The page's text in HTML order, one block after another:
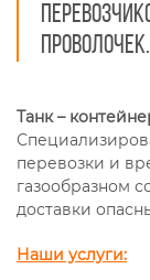
проволочек.
Танк –
перевозки и
газообразном
доставки
Наши услуги: